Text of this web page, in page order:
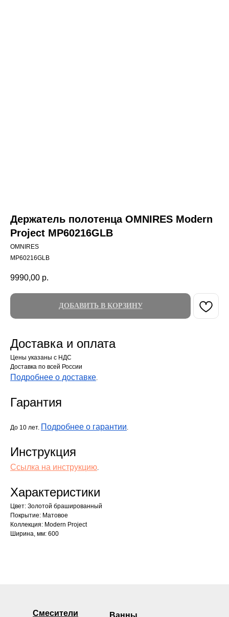
Держатель полотенца OMNIRES Modern
Project MP60216GLB
OMNIRES
MP60216GLB
9990,00 р.
ДОБАВИТЬ В КОРЗИНУ
Доставка и оплата
Цены указаны с НДС
Доставка по всей России
Подробнее о доставке.
Гарантия
До 10 лет. Подробнее о гарантии.
Инструкция
Ссылка на инструкцию.
Характеристики
Цвет: Золотой брашированный
Покрытие: Матовое
Коллекция: Modern Project
Ширина, мм: 600
Смесители